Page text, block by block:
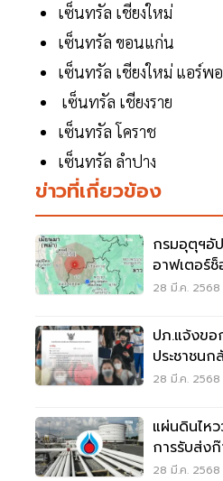
เซ็นทรัล เชียงใหม่
เซ็นทรัล ขอนแก่น
เซ็นทรัล เชียงใหม่ แอร์พ
เซ็นทรัล เชียงราย
เซ็นทรัล โคราช
เซ็นทรัล ลําปาง
ข่าวที่เกี่ยวข้อง
กรมอุตุฯอั
อาฟเตอร์
28 มี.ค.
ปภ.แจ้งขอ
ประชาชนก
แผ่นดินไหว
28 มี.ค.
แผ่นดินไห
การรับส่ง
28 มี.ค.